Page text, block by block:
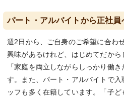
パート・アルバイトから正社員
週2日から、ご自身のご希望に合わ
興味があるけれど、はじめてだから
「家庭を両立しながらしっかり働
す。また、パート・アルバイトで
ッフも多く在籍しています。「子